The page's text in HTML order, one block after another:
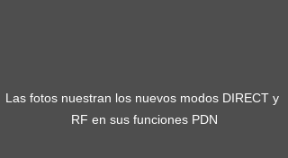
Las fotos nuestran los nuevos modos DIRECT y
RF en sus funciones PDN